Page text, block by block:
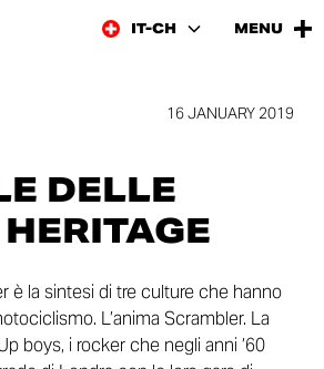
IT-CH MENU
16 JANUARY 2019
DELLE
è la sintesi di tre culture che hanno
L’anima Scrambler. La
boys, i rocker che negli anni ’60